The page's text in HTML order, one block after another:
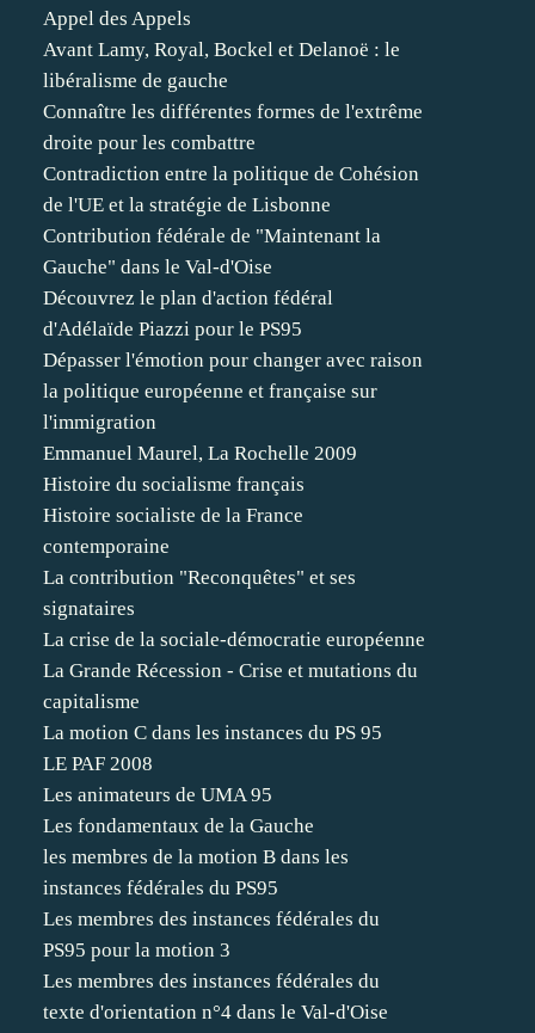
Appel des Appels
Avant Lamy, Royal, Bockel et Delanoë : le
libéralisme de gauche
Connaître les différentes formes de l'extrême
droite pour les combattre
Contradiction entre la politique de Cohésion
de l'UE et la stratégie de Lisbonne
Contribution fédérale de "Maintenant la
Gauche" dans le Val-d'Oise
Découvrez le plan d'action fédéral
d'Adélaïde Piazzi pour le PS95
Dépasser l'émotion pour changer avec raison
la politique européenne et française sur
l'immigration
Emmanuel Maurel, La Rochelle 2009
Histoire du socialisme français
Histoire socialiste de la France
contemporaine
La contribution "Reconquêtes" et ses
signataires
La crise de la sociale-démocratie européenne
La Grande Récession - Crise et mutations du
capitalisme
La motion C dans les instances du PS 95
LE PAF 2008
Les animateurs de UMA 95
Les fondamentaux de la Gauche
les membres de la motion B dans les
instances fédérales du PS95
Les membres des instances fédérales du
PS95 pour la motion 3
Les membres des instances fédérales du
texte d'orientation n°4 dans le Val-d'Oise